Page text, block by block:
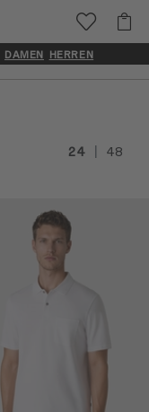
DAMEN HERREN
24 | 48